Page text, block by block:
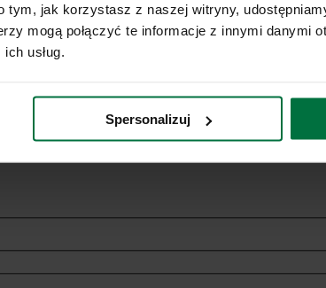
tym, jak korzystasz z naszej witryny,
mogą połączyć te informacje z innymi danymi
usług.
Spersonalizuj
osobowych w celach marketingowych dotyczących